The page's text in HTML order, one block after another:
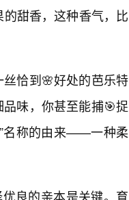
甜香，这种香气，比
恰到🌸好处的芭乐特
味，你甚至能捕🎯捉
名称的由来——一种柔
良的亲本是关键。育